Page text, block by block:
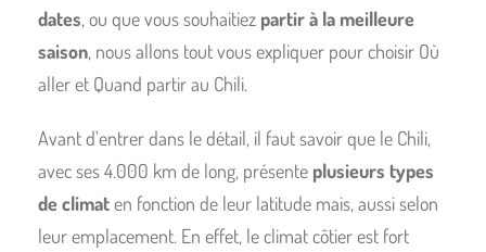
dates, ou que vous souhaitiez partir à la meilleure
saison, nous allons tout vous expliquer pour choisir Où
aller et Quand partir au Chili.
Avant d’entrer dans le détail, il faut savoir que le Chili,
avec ses 4.000 km de long, présente plusieurs types
de climaten fonction de leur latitude mais, aussi selon
leur emplacement. En effet, le climat côtier est fort